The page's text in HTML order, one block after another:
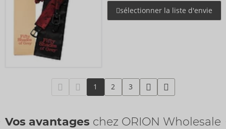
sélectionner la liste d'envie
1 2 3
Vos avantages chez ORION Wholesale